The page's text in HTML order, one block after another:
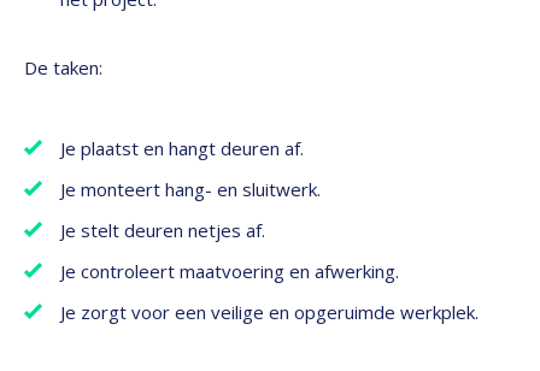
De taken:
Je plaatst en hangt deuren af.
Je monteert hang- en sluitwerk.
Je stelt deuren netjes af.
Je controleert maatvoering en afwerking.
Je zorgt voor een veilige en opgeruimde werkplek.